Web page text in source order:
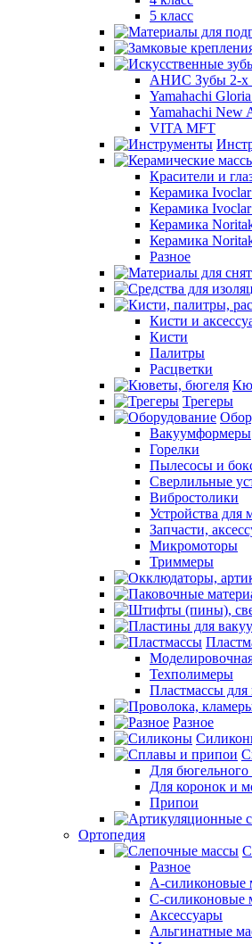
5 класс
АНИС Зубы 2-х
Yamahachi
Yamahachi New
VITA MFT
Красители и
Керамика
Керамика
Керамика
Керамика
Разное
Кисти и
Кисти
Палитры
Расцветки
Трегеры
Вакуумформеры
Горелки
Пылесосы и
Сверлильные
Вибростолики
Устройства для
Запчасти,
Микромоторы
Триммеры
Техполимеры
Пластмассы
Разное
Для бюгельного
Для коронок и
Припои
Ортопедия
Разное
А-силиконовые
С-силиконовые
Аксессуары
Альгинатные